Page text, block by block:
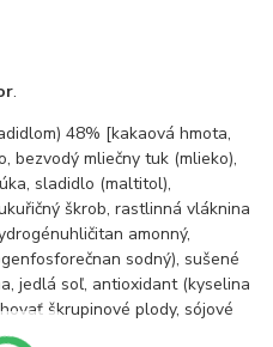
.
48% [kakaová hmota,
bezvodý mliečny tuk (mlieko),
sladidlo (maltitol),
škrob, rastlinná vláknina
amonný,
sodný), sušené
jedlá soľ, antioxidant (kyselina
škrupinové plody, sójové